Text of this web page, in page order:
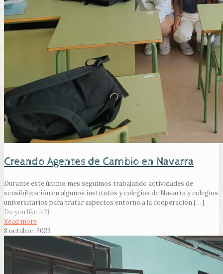
Creando Agentes de Cambio en Navarra
Durante este último mes seguimos trabajando actividades de
sensibilización en algunos institutos y colegios de Navarra y colegios
universitarios para tratar aspectos entorno a la cooperación[…]
Do you like it?1
Read more
8 octubre, 2023